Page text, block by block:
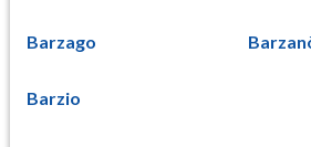
Barzago
Barzio